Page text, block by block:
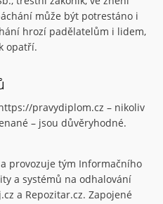
může být potrestáno i
hrozí padělatelům i lidem,
opatří.
pravydiplom.cz – nikoliv
– jsou důvěryhodné.
provozuje tým Informačního
a systémů na odhalování
a Repozitar.cz. Zapojené